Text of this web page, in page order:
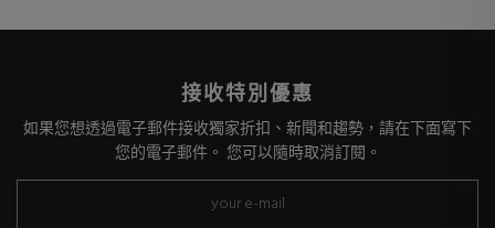
接收特別優惠
如果您想透過電子郵件接收獨家折扣、新聞和趨勢，請在下面寫下
您的電子郵件。 您可以隨時取消訂閱。